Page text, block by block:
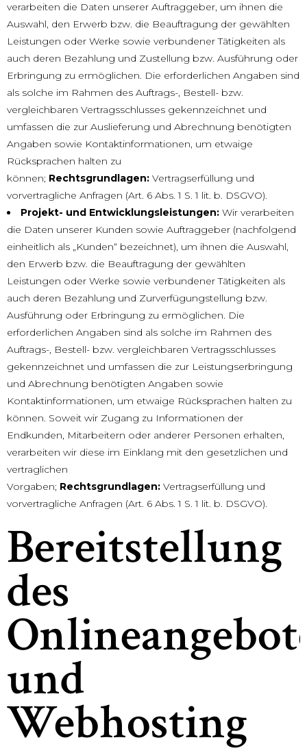
verarbeiten die Daten unserer Auftraggeber, um ihnen die
Auswahl, den Erwerb bzw. die Beauftragung der gewählten
Leistungen oder Werke sowie verbundener Tätigkeiten als
auch deren Bezahlung und Zustellung bzw. Ausführung oder
Erbringung zu ermöglichen. Die erforderlichen Angaben sind
als solche im Rahmen des Auftrags-, Bestell- bzw.
vergleichbaren Vertragsschlusses gekennzeichnet und
umfassen die zur Auslieferung und Abrechnung benötigten
Angaben sowie Kontaktinformationen, um etwaige
Rücksprachen halten zu
können; Rechtsgrundlagen: Vertragserfüllung und
vorvertragliche Anfragen (Art. 6 Abs. 1 S. 1 lit. b. DSGVO).
Projekt- und Entwicklungsleistungen: Wir verarbeiten
die Daten unserer Kunden sowie Auftraggeber (nachfolgend
einheitlich als „Kunden“ bezeichnet), um ihnen die Auswahl,
den Erwerb bzw. die Beauftragung der gewählten
Leistungen oder Werke sowie verbundener Tätigkeiten als
auch deren Bezahlung und Zurverfügungstellung bzw.
Ausführung oder Erbringung zu ermöglichen. Die
erforderlichen Angaben sind als solche im Rahmen des
Auftrags-, Bestell- bzw. vergleichbaren Vertragsschlusses
gekennzeichnet und umfassen die zur Leistungserbringung
und Abrechnung benötigten Angaben sowie
Kontaktinformationen, um etwaige Rücksprachen halten zu
können. Soweit wir Zugang zu Informationen der
Endkunden, Mitarbeitern oder anderer Personen erhalten,
verarbeiten wir diese im Einklang mit den gesetzlichen und
vertraglichen
Vorgaben; Rechtsgrundlagen: Vertragserfüllung und
vorvertragliche Anfragen (Art. 6 Abs. 1 S. 1 lit. b. DSGVO).
Bereitstellung
des
und
Webhosting